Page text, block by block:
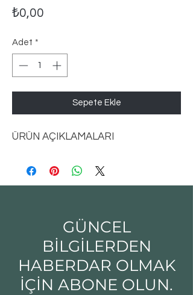
₺0,00
Adet *
Sepete Ekle
ÜRÜN AÇIKLAMALARI
GÜNCEL
BİLGİLERDEN
HABERDAR OLMAK
İÇİN ABONE OLUN.